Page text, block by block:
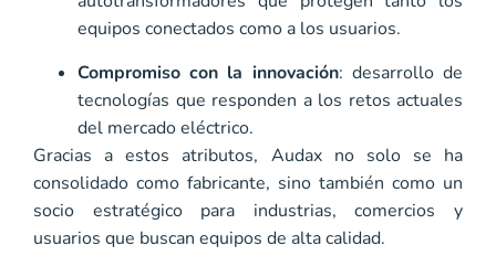
equipos conectados como a los usuarios.
Compromiso con la innovación: desarrollo de
tecnologías que responden a los retos actuales
del mercado eléctrico.
Gracias a estos atributos, Audax no solo se ha
consolidado como fabricante, sino también como un
socio estratégico para industrias, comercios y
usuarios que buscan equipos de alta calidad.